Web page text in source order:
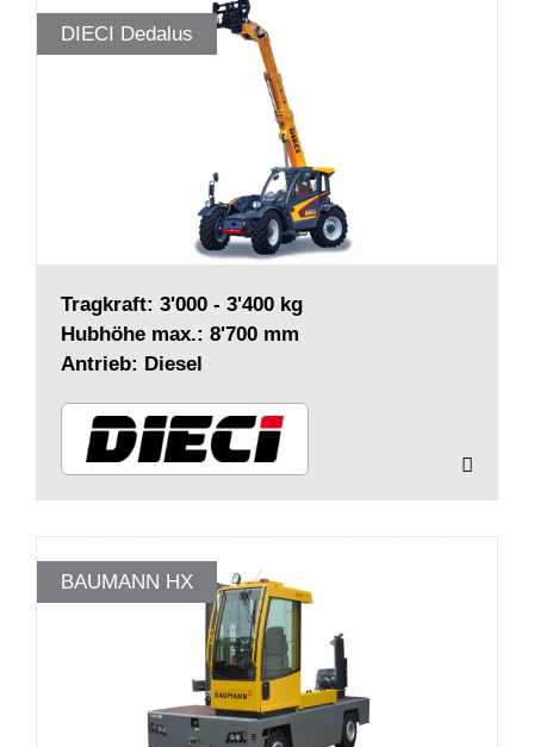
DIECI Dedalus
Tragkraft: 3'000 - 3'400 kg
Hubhöhe max.: 8'700 mm
Antrieb: Diesel
BAUMANN HX